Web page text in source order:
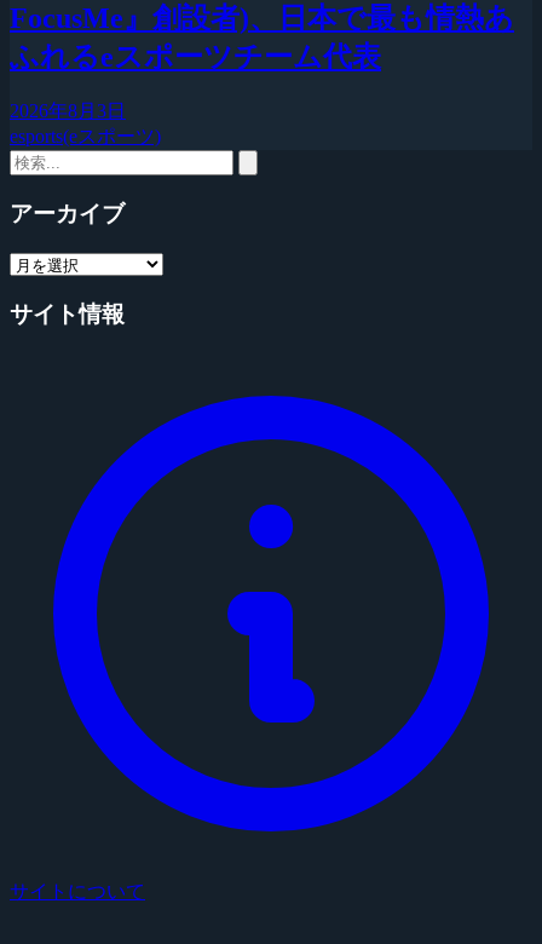
FocusMe』創設者)、日本で最も情熱あ
ふれるeスポーツチーム代表
2026年8月3日
esports(eスポーツ)
アーカイブ
サイト情報
サイトについて